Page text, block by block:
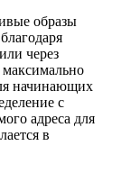
образы
через
начинающих
с
адреса для
в